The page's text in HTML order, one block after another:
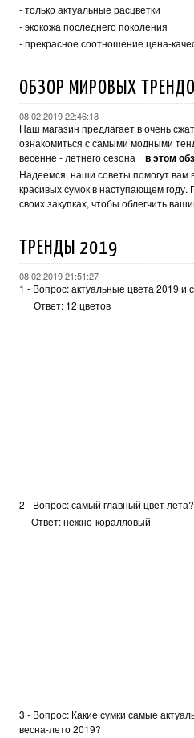
- только актуальные расцветки
- экокожа последнего поколения
- прекрасное соотношение цена-
ОБЗОР МИРОВЫХ
08.02.2019 22:46:18
Наш магазин предлагает в очень
ознакомиться с самыми модными
весенне - летнего сезона в этом
Надеемся, наши советы помогут
красивых сумок в наступающем году.
своих закупках, чтобы облегчить
ТРЕНДЫ 2019
08.02.2019 21:51:27
1 - Вопрос: актуальные цвета 2019 и
Ответ: 12 цветов
2 - Вопрос: самый главный цвет лета?
Ответ: нежно-коралловый
3 - Вопрос: Какие сумки самые
весна-лето 2019?